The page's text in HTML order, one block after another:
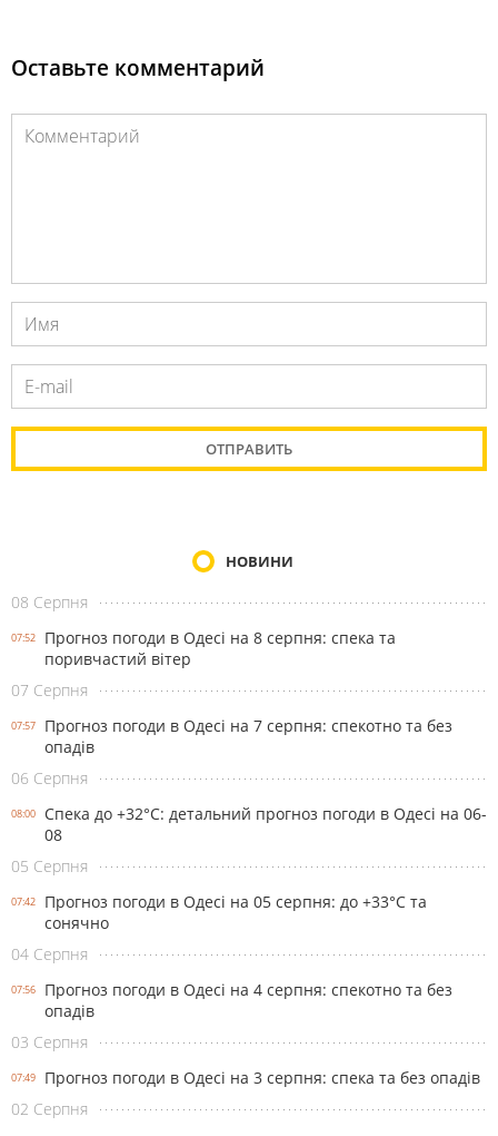
Оставьте комментарий
НОВИНИ
08 Серпня
07:52
Прогноз погоди в Одесі на 8 серпня: спека та
поривчастий вітер
07 Серпня
07:57
Прогноз погоди в Одесі на 7 серпня: спекотно та без
опадів
06 Серпня
08:00
Спека до +32°С: детальний прогноз погоди в Одесі на 06-
08
05 Серпня
07:42
Прогноз погоди в Одесі на 05 серпня: до +33°С та
сонячно
04 Серпня
07:56
Прогноз погоди в Одесі на 4 серпня: спекотно та без
опадів
03 Серпня
07:49
Прогноз погоди в Одесі на 3 серпня: спека та без опадів
02 Серпня